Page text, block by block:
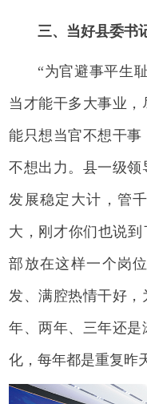
三、当好县委书
“为官避事平生耻
当才能干多大事业
能只想当官不想干
不想出力。县一级
发展稳定大计，管
大，刚才你们也说
部放在这样一个岗
发、满腔热情干好
年、两年、三年还
化，每年都是重复昨